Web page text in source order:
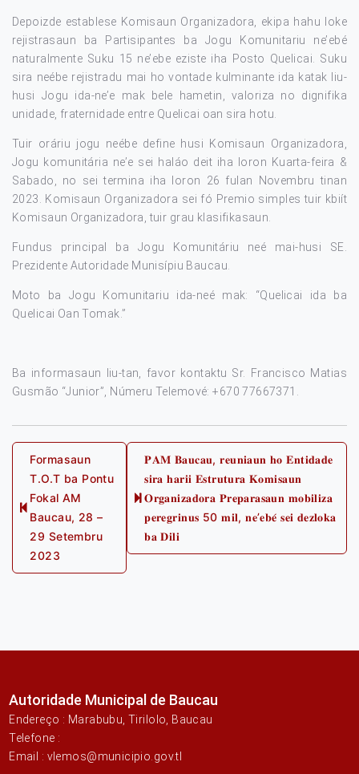
Depoizde establese Komisaun Organizadora, ekipa hahu loke
rejistrasaun ba Partisipantes ba Jogu Komunitariu ne’ebé
naturalmente Suku 15 ne’ebe eziste iha Posto Quelicai. Suku
sira neébe rejistradu mai ho vontade kulminante ida katak liu-
husi Jogu ida-ne’e mak bele hametin, valoriza no dignifika
unidade, fraternidade entre Quelicai oan sira hotu.
Tuir oráriu jogu neébe define husi Komisaun Organizadora,
Jogu komunitária ne’e sei haláo deit iha loron Kuarta-feira &
Sabado, no sei termina iha loron 26 fulan Novembru tinan
2023. Komisaun Organizadora sei fó Premio simples tuir kbiít
Komisaun Organizadora, tuir grau klasifikasaun.
Fundus principal ba Jogu Komunitáriu neé mai-husi SE.
Prezidente Autoridade Munisípiu Baucau.
Moto ba Jogu Komunitariu ida-neé mak: “Quelicai ida ba
Quelicai Oan Tomak.”
Ba informasaun liu-tan, favor kontaktu Sr. Francisco Matias
Gusmão “Junior”, Númeru Telemové: +670 77667371.
Post
navigation
Previous
post:
Formasaun
T.O.T ba Pontu
Fokal AM
Baucau, 28 –
29 Setembru
2023
Next
post:
𝐏𝐀𝐌 𝐁𝐚𝐮𝐜𝐚𝐮, 𝐫𝐞𝐮𝐧𝐢𝐚𝐮𝐧 𝐡𝐨 𝐄𝐧𝐭𝐢𝐝𝐚𝐝𝐞
𝐬𝐢𝐫𝐚 𝐡𝐚𝐫𝐢𝐢 𝐄𝐬𝐭𝐫𝐮𝐭𝐮𝐫𝐚 𝐊𝐨𝐦𝐢𝐬𝐚𝐮𝐧
𝐎𝐫𝐠𝐚𝐧𝐢𝐳𝐚𝐝𝐨𝐫𝐚 𝐏𝐫𝐞𝐩𝐚𝐫𝐚𝐬𝐚𝐮𝐧 𝐦𝐨𝐛𝐢𝐥𝐢𝐳𝐚
𝐩𝐞𝐫𝐞𝐠𝐫𝐢𝐧𝐮𝐬 50 𝐦𝐢𝐥, 𝐧𝐞’𝐞𝐛𝐞́ 𝐬𝐞𝐢 𝐝𝐞𝐳𝐥𝐨𝐤𝐚
𝐛𝐚 𝐃𝐢𝐥𝐢
Autoridade Municipal de Baucau
Endereço : Marabubu, Tirilolo, Baucau
Telefone :
Email : vlemos@municipio.gov.tl